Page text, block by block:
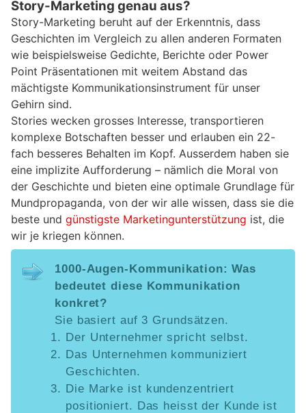
Story-Marketing genau aus?
Story-Marketing beruht auf der Erkenntnis, dass
Geschichten im Vergleich zu allen anderen Formaten
wie beispielsweise Gedichte, Berichte oder Power
Point Präsentationen mit weitem Abstand das
mächtigste Kommunikationsinstrument für unser
Gehirn sind.
Stories wecken grosses Interesse, transportieren
komplexe Botschaften besser und erlauben ein 22-
fach besseres Behalten im Kopf. Ausserdem haben sie
eine implizite Aufforderung – nämlich die Moral von
der Geschichte und bieten eine optimale Grundlage für
Mundpropaganda, von der wir alle wissen, dass sie die
beste und günstigste Marketingunterstützung ist, die
wir je kriegen können.
1000-Augen-Kommunikation: Was
bedeutet diese Kommunikation
konkret?
Sie basiert auf 3 Grundsätzen.
Der Unternehmer spricht selbst.
Das Unternehmen kommuniziert
Geschichten.
Die Marke ist kundenzentriert
positioniert. Das heisst der Kunde ist